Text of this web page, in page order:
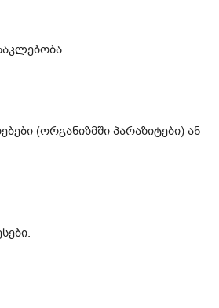
(ორგანიზმში პარაზიტები) ან